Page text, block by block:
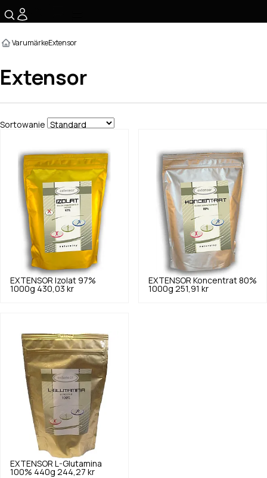
VarumärkeExtensor
Extensor
Sortowanie
EXTENSOR Izolat 97%
1000g 430,03 kr
EXTENSOR Koncentrat 80%
1000g 251,91 kr
EXTENSOR
L-Glutamina
100% 440g 244,27 kr